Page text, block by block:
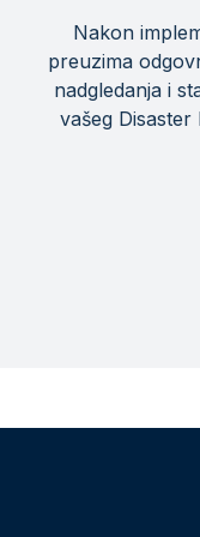
Nakon
preuzima
nadgledanja i
vašeg Disaster